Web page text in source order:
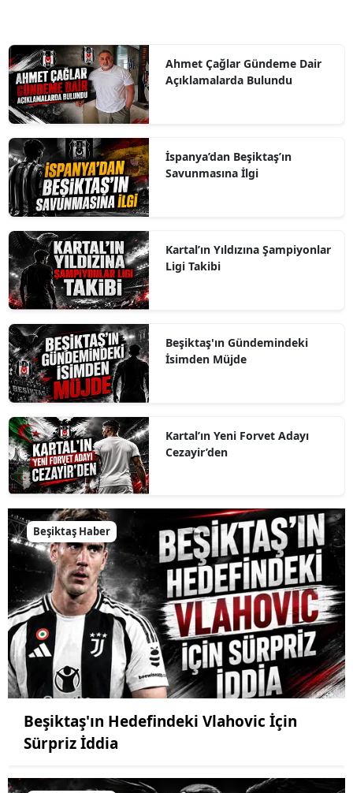
Ahmet Çağlar Gündeme Dair
Açıklamalarda Bulundu
İspanya’dan Beşiktaş’ın
Savunmasına İlgi
Kartal’ın Yıldızına Şampiyonlar
Ligi Takibi
Beşiktaş'ın Gündemindeki
İsimden Müjde
Kartal’ın Yeni Forvet Adayı
Cezayir’den
Beşiktaş Haber
Beşiktaş'ın Hedefindeki Vlahovic İçin
Sürpriz İddia